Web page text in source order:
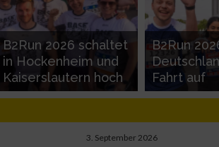
B2Run 2026 schaltet
in Hockenheim und
Kaiserslautern hoch
B2Run
Fahrt auf
3. September 2026